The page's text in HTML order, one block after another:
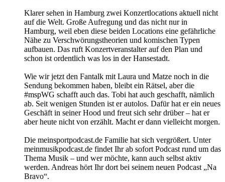
Klarer sehen in Hamburg zwei Konzertlocations aktuell nicht
auf die Welt. Große Aufregung und das nicht nur in
Hamburg, weil eben diese beiden Locations eine gefährliche
Nähe zu Verschwörungstheorien und komischen Typen
aufbauen. Das ruft Konzertveranstalter auf den Plan und
schon ist ordentlich was los in der Hansestadt.
Wie wir jetzt den Fantalk mit Laura und Matze noch in die
Sendung bekommen haben, bleibt ein Rätsel, aber die
#mspWG schafft auch das. Tobi hat auch geschafft, nämlich
ab. Seit wenigen Stunden ist er autolos. Dafür hat er ein neues
Geschäft in seiner Hood und freut sich sehr drüber – hat er
aber heute nicht von erzählt. Macht er dann vielleicht morgen.
Die meinsportpodcast.de Familie hat sich vergrößert. Unter
meinmusikpodcast.de findet Ihr ab sofort Podcast rund um das
Thema Musik – und wer möchte, kann auch selbst aktiv
werden. Andreas hört Ihr dort bei seinem neuen Podcast „Na
Bravo“.